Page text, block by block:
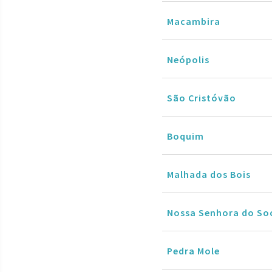
Macambira
Neópolis
São Cristóvão
Boquim
Malhada dos Bois
Nossa Senhora do
Pedra Mole